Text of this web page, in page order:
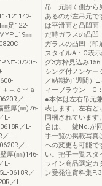
121142-
足122-
㎜
0720E-
︵ｃ︶ａ
／L-
壁厚(㎜)76-
L-
／L-
／L-
／L-
厚(㎜)146-
L-
0618R／
／L-
吊 元開く側から
あるのが左吊元
は平滑面と凸凹面
だ時ガラスの凸凹
ガラスの凸凹（印
スタイルA・C表
グ3方枠見込み
シング付ノンケ
／納期約1週間
ィーブラウン C
●本体は左右吊元
表します。左右ど
同梱されています
合は、 鍵No.が同
手一覧の掲載写真
への変更も可能で
い。把手一覧スタ
ライン商品選定カ
ン受発注資料集